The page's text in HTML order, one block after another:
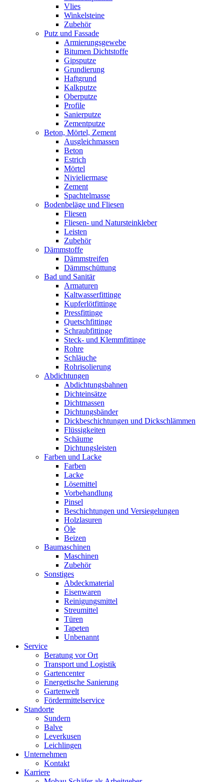
Vlies
Winkelsteine
Zubehör
Putz und Fassade
Armierungsgewebe
Bitumen Dichtstoffe
Gipsputze
Grundierung
Haftgrund
Kalkputze
Oberputze
Profile
Sanierputze
Zementputze
Beton, Mörtel, Zement
Ausgleichmassen
Beton
Estrich
Mörtel
Nivieliermase
Zement
Spachtelmasse
Bodenbeläge und Fliesen
Fliesen
Fliesen- und Natursteinkleber
Leisten
Zubehör
Dämmstoffe
Dämmstreifen
Dämmschüttung
Bad und Sanitär
Armaturen
Kaltwasserfittinge
Kupferlötfittinge
Pressfittinge
Quetschfittinge
Schraubfittinge
Steck- und Klemmfittinge
Rohre
Schläuche
Rohrisolierung
Abdichtungen
Abdichtungsbahnen
Dichteinsätze
Dichtmassen
Dichtungsbänder
Dickbeschichtungen und Dickschlämmen
Flüssigkeiten
Schäume
Dichtungsleisten
Farben und Lacke
Farben
Lacke
Lösemittel
Vorbehandlung
Pinsel
Beschichtungen und Versiegelungen
Holzlasuren
Öle
Beizen
Baumaschinen
Maschinen
Zubehör
Sonstiges
Abdeckmaterial
Eisenwaren
Reinigungsmittel
Streumittel
Türen
Tapeten
Unbenannt
Service
Beratung vor Ort
Transport und Logistik
Gartencenter
Energetische Sanierung
Gartenwelt
Fördermittelservice
Standorte
Sundern
Balve
Leverkusen
Leichlingen
Unternehmen
Kontakt
Karriere